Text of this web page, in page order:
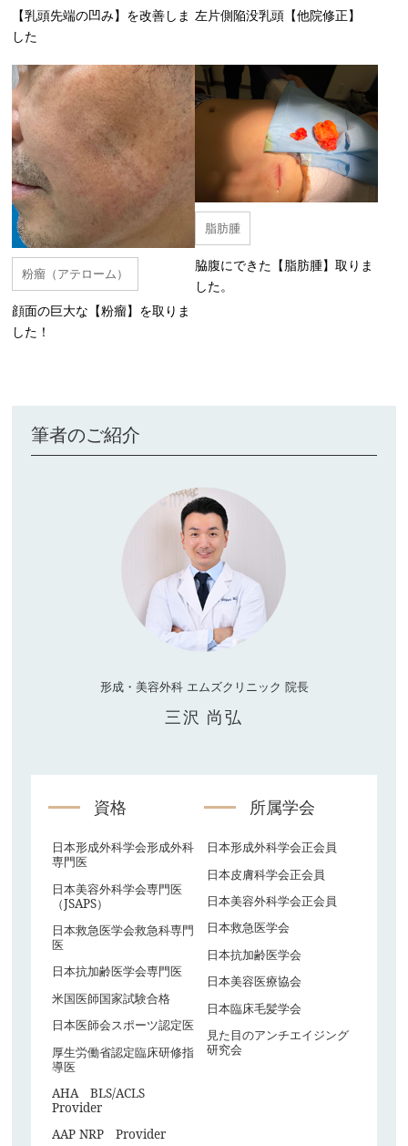
【乳頭先端の凹み】を改善しま
した
左片側陥没乳頭【他院修正】
粉瘤（アテローム）
顔面の巨大な【粉瘤】を取りま
した！
脂肪腫
脇腹にできた【脂肪腫】取りま
した。
筆者のご紹介
形成・美容外科 エムズクリニック 院長
三沢 尚弘
資格
日本形成外科学会形成外科
専門医
日本美容外科学会専門医
（JSAPS）
日本救急医学会救急科専門
医
日本抗加齢医学会専門医
米国医師国家試験合格
日本医師会スポーツ認定医
厚生労働省認定臨床研修指
導医
AHA BLS/ACLS
Provider
AAP NRP Provider
所属学会
日本形成外科学会正会員
日本皮膚科学会正会員
日本美容外科学会正会員
日本救急医学会
日本抗加齢医学会
日本美容医療協会
日本臨床毛髪学会
見た目のアンチエイジング
研究会